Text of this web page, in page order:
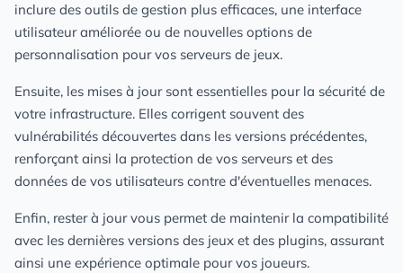
inclure des outils de gestion plus efficaces, une interface
utilisateur améliorée ou de nouvelles options de
personnalisation pour vos serveurs de jeux.
Ensuite, les mises à jour sont essentielles pour la sécurité de
votre infrastructure. Elles corrigent souvent des
vulnérabilités découvertes dans les versions précédentes,
renforçant ainsi la protection de vos serveurs et des
données de vos utilisateurs contre d'éventuelles menaces.
Enfin, rester à jour vous permet de maintenir la compatibilité
avec les dernières versions des jeux et des plugins, assurant
ainsi une expérience optimale pour vos joueurs.